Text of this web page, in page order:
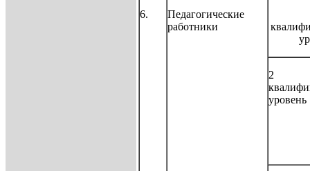
6.
Педагогические
работники
2
уровень